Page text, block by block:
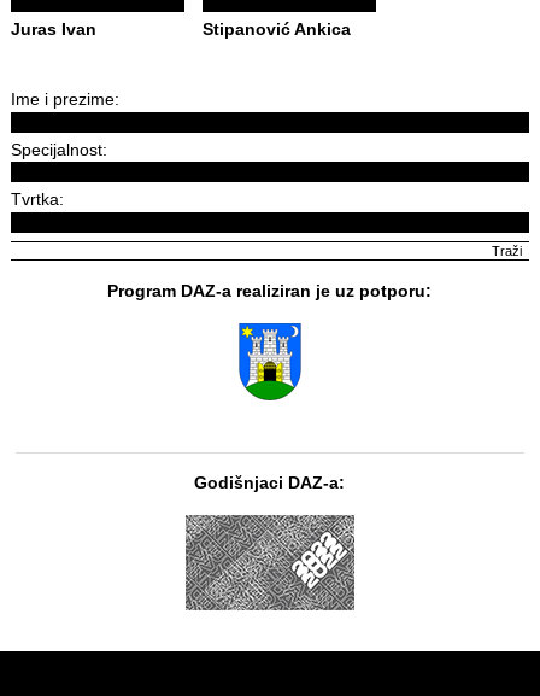
Juras Ivan Stipanović Ankica
Ime i prezime:
Specijalnost:
Tvrtka:
Program DAZ-a realiziran je uz potporu:
Godišnjaci DAZ-a: